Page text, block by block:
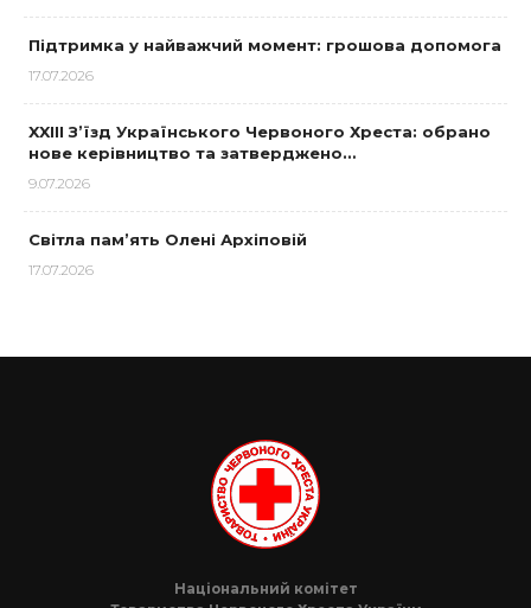
Підтримка у найважчий момент: грошова допомога
17.07.2026
XXIII З’їзд Українського Червоного Хреста: обрано
нове керівництво та затверджено…
9.07.2026
Світла пам’ять Олені Архіповій
17.07.2026
Національний комітет